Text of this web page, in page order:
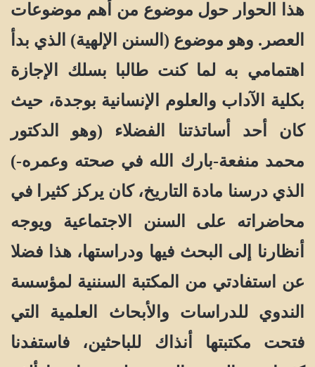
هذا الحوار حول موضوع من أهم موضوعات
العصر. وهو موضوع (السنن الإلهية) الذي بدأ
اهتمامي به لما كنت طالبا بسلك الإجازة
بكلية الآداب والعلوم الإنسانية بوجدة، حيث
كان أحد أساتذتنا الفضلاء (وهو الدكتور
محمد منفعة-بارك الله في صحته وعمره-)
الذي درسنا مادة التاريخ، كان يركز كثيرا في
محاضراته على السنن الاجتماعية ويوجه
أنظارنا إلى البحث فيها ودراستها، هذا فضلا
عن استفادتي من المكتبة السننية لمؤسسة
الندوي للدراسات والأبحاث العلمية التي
فتحت مكتبتها أنذاك للباحثين، فاستفدنا